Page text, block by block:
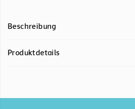
Beschreibung
Produktdetails